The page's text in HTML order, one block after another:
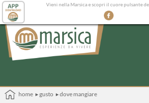
Vieni nella Marsica e scopri il cuore pulsante
home ▸ gusto ▸ dove mangiare